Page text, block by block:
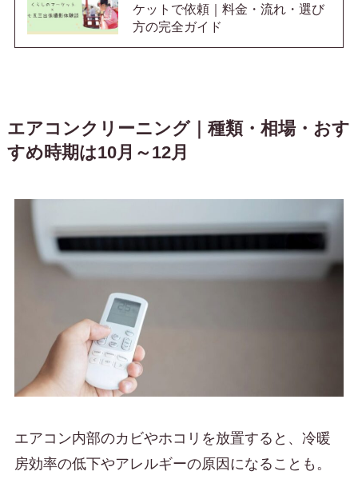
ケットで依頼｜料金・流れ・選び
方の完全ガイド
エアコンクリーニング｜ 種類・相場・おす
すめ時期は10月～12月
エアコン内部のカビやホコリを放置すると、冷暖
房効率の低下やアレルギーの原因になることも。